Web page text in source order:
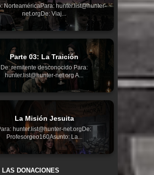
NorteaméricaPara: hunter.list@hunter-
net.orgDe: Viaj...
Parte 03: La Traición
De: remitente desconocido Para:
hunter.list@hunter-net.org A...
La Misión Jesuita
hunter.list@hunter-net.orgDe:
Profesorgeo160Asunto: La...
LAS DONACIONES